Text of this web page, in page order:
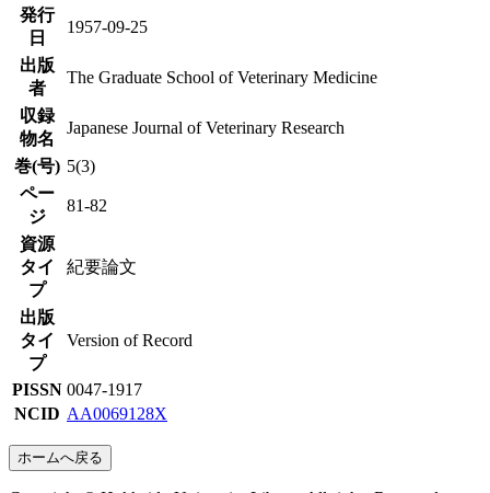
発行
日
1957-09-25
出版
者
The Graduate School of Veterinary Medicine
収録
物名
Japanese Journal of Veterinary Research
巻(号) 5(3)
ペー
ジ
81-82
資源
タイ
プ
紀要論文
出版
タイ
プ
Version of Record
PISSN 0047-1917
NCID AA0069128X
ホームへ戻る